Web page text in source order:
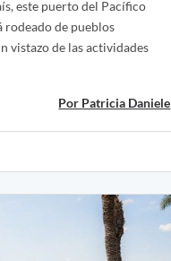
este puerto del Pacífico
rodeado de pueblos
vistazo de las actividades
Por Patricia Daniele